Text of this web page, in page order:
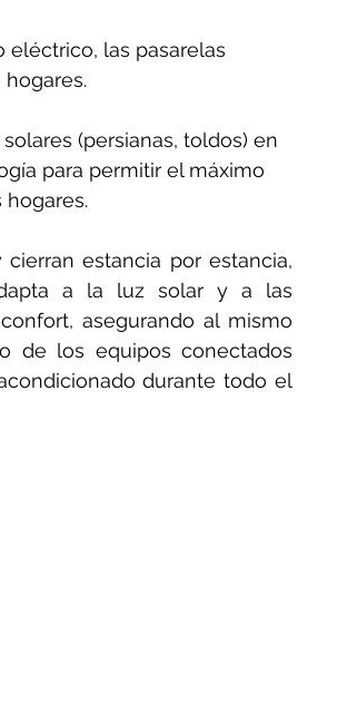
las pasarelas
(persianas, toldos) en
para permitir el máximo
estancia por estancia,
a la luz solar y a las
asegurando al mismo
de los equipos conectados
durante todo el